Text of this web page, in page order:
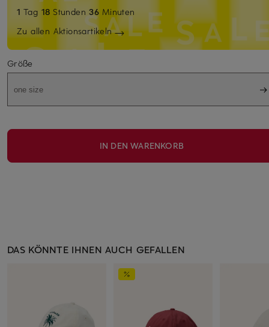
1 Tag 18 Stunden36 Minuten
Zu allen Aktionsartikeln
Größe
one size
IN DEN WARENKORB
DAS KÖNNTE IHNEN AUCH GEFALLEN